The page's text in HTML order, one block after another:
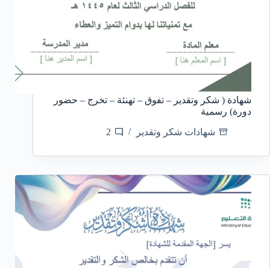
شهادة ( شكر وتقدير – تفوق – تهنئة – تخرج – حضور
دورة) رسمية
شهادات شكر وتقدير
2